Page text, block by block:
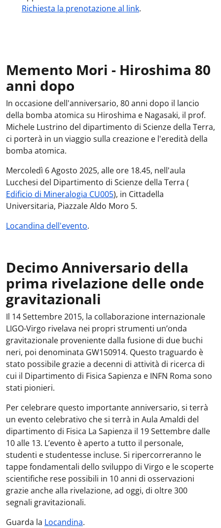
Richiesta la prenotazione al link.
Memento Mori - Hiroshima 80
anni dopo
In occasione dell'anniversario, 80 anni dopo il lancio
della bomba atomica su Hiroshima e Nagasaki, il prof.
Michele Lustrino del dipartimento di Scienze della Terra,
ci porterà in un viaggio sulla creazione e l'eredità della
bomba atomica.
Mercoledì 6 Agosto 2025, alle ore 18.45, nell'aula
Lucchesi del Dipartimento di Scienze della Terra (
Edificio di Mineralogia CU005), in Cittadella
Universitaria, Piazzale Aldo Moro 5.
Locandina dell'evento.
Decimo Anniversario della
prima rivelazione delle onde
gravitazionali
Il 14 Settembre 2015, la collaborazione internazionale
LIGO-Virgo rivelava nei propri strumenti un’onda
gravitazionale proveniente dalla fusione di due buchi
neri, poi denominata GW150914. Questo traguardo è
stato possibile grazie a decenni di attività di ricerca di
cui il Dipartimento di Fisica Sapienza e INFN Roma sono
stati pionieri.
Per celebrare questo importante anniversario, si terrà
un evento celebrativo che si terrà in Aula Amaldi del
dipartimento di Fisica La Sapienza il 19 Settembre dalle
10 alle 13. L’evento è aperto a tutto il personale,
studenti e studentesse incluse. Si ripercorreranno le
tappe fondamentali dello sviluppo di Virgo e le scoperte
scientifiche rese possibili in 10 anni di osservazioni
grazie anche alla rivelazione, ad oggi, di oltre 300
segnali gravitazionali.
Guarda la Locandina.